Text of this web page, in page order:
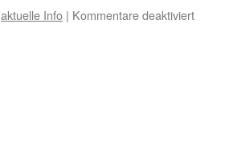
aktuelle Info | Kommentare deaktiviertfür